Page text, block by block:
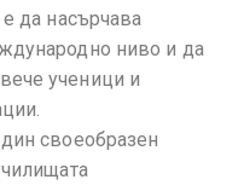
да насърчава
ниво и да
ученици и
своеобразен